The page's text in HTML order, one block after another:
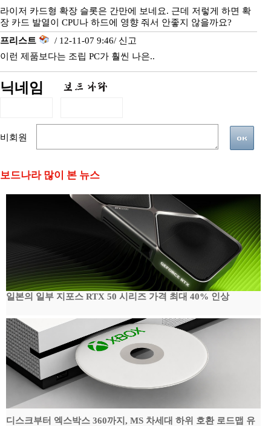
라이저 카드형 확장 슬롯은 간만에 보네요. 근데 저렇게 하면 확
장 카드 발열이 CPU나 하드에 영향 줘서 안좋지 않을까요?
프리스트
/ 12-11-07 9:46/ 신고
이런 제품보다는 조립 PC가 훨씬 나은..
닉네임
비회원
보드나라 많이 본 뉴스
일본의 일부 지포스 RTX 50 시리즈 가격 최대 40% 인상
디스크부터 엑스박스 360까지, MS 차세대 하위 호환 로드맵 유